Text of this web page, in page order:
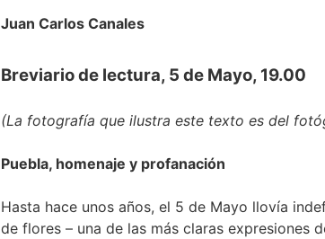
Juan Carlos Canales
Breviario de lectura, 5 de Mayo, 19.00
(La fotografía que ilustra este texto es del
Puebla, homenaje y profanación
Hasta hace unos años, el 5 de Mayo llovía
de flores – una de las más claras expresiones